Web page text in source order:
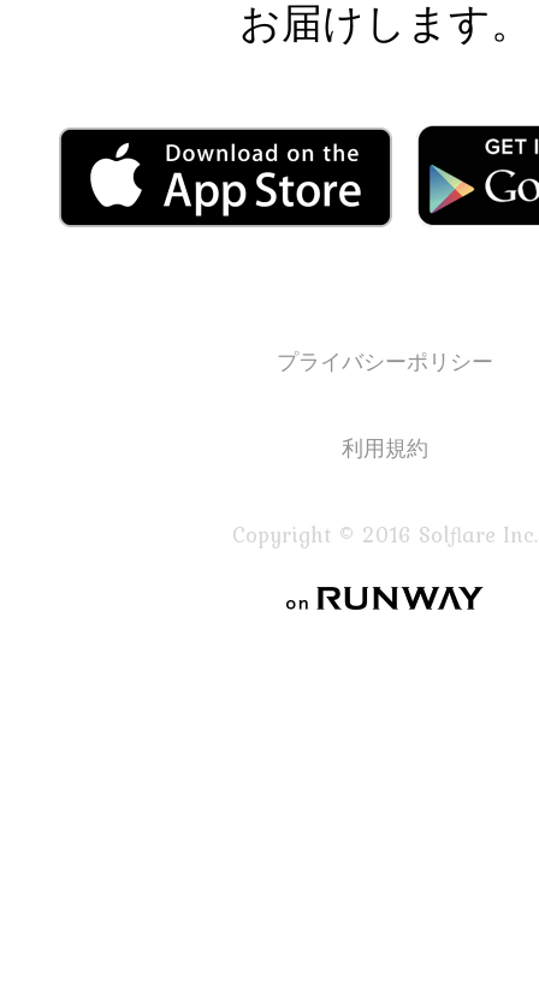
お届けします。
プライバシーポリシー
利用規約
Copyright © 2016 Solflare Inc.